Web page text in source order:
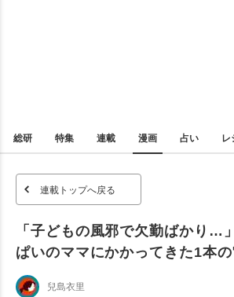
総研 特集 連載 漫画 占い レ
連載トップへ戻る
「子どもの風邪で欠勤ばかり…
ぱいのママにかかってきた1本
兒島衣里